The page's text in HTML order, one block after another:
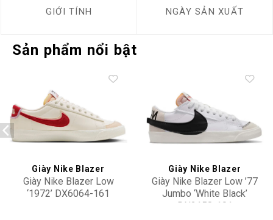
GIỚI TÍNH NGÀY SẢN XUẤT
Sản phẩm nổi bật
Add to
wishlist
Giày Nike Blazer
Giày Nike Blazer Low
‘1972’ DX6064-161
Add to
wishlist
Giày Nike Blazer
Giày Nike Blazer Low ’77
Jumbo ‘White Black’
DN2158-101